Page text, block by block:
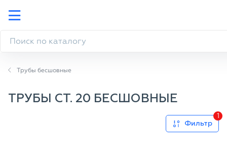
Трубы бесшовные
ТРУБЫ СТ. 20 БЕСШОВНЫЕ
Фильтр
1